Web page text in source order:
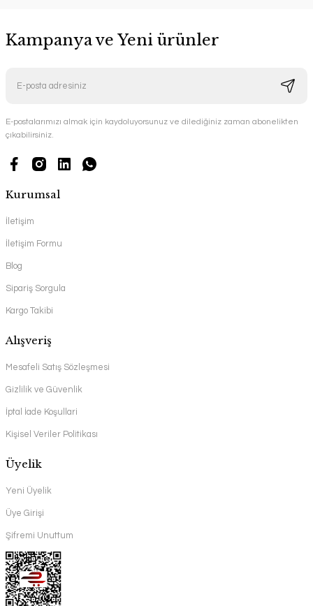
Kampanya ve Yeni ürünler
E-postalarımızı almak için kaydoluyorsunuz ve dilediğiniz zaman abonelikten
çıkabilirsiniz.
Kurumsal
İletişim
İletişim Formu
Blog
Sipariş Sorgula
Kargo Takibi
Alışveriş
Mesafeli Satış Sözleşmesi
Gizlilik ve Güvenlik
İptal İade Koşullari
Kişisel Veriler Politikası
Üyelik
Yeni Üyelik
Üye Girişi
Şifremi Unuttum